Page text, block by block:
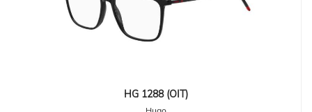
HG 1288 (OIT)